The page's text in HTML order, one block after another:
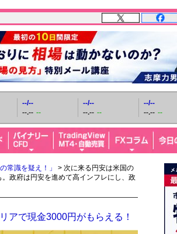
--/--
--.-- --
--/--
--.-- --
--/--
--.-- --
常識を疑え！」
> 次に来る円安は米国の
政府は円安を進めて高インフレにし、政
アで現金3000円がもらえる！